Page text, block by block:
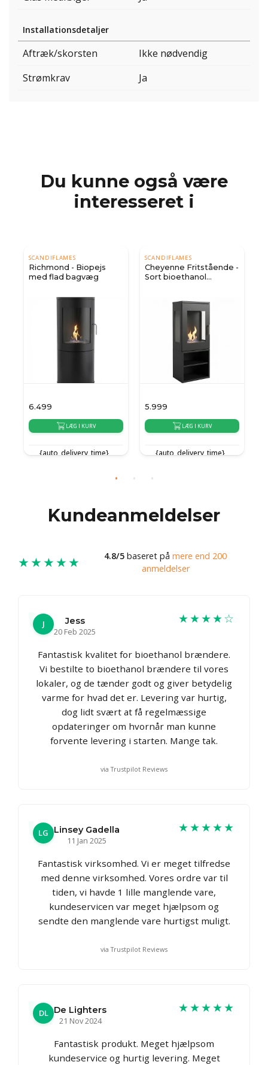
Installationsdetaljer
Aftræk/skorsten
Ikke nødvendig
Strømkrav
Ja
Du kunne også være
interesseret i
SCANDIFLAMES
Richmond - Biopejs
med flad bagvæg
6.499
LÆG I KURV
{auto_delivery_time}
SCANDIFLAMES
Cheyenne Fritstående -
Sort bioethanol
5.999
LÆG I KURV
{auto_delivery_time}
Kundeanmeldelser
★★★★★ 4.8/5 baseret på mere end 200
anmeldelser
J
Jess
20 Feb 2025
★★★★☆
Fantastisk kvalitet for bioethanol brændere.
Vi bestilte to bioethanol brændere til vores
lokaler, og de tænder godt og giver betydelig
varme for hvad det er. Levering var hurtig,
dog lidt svært at få regelmæssige
opdateringer om hvornår man kunne
forvente levering i starten. Mange tak.
via Trustpilot Reviews
LG
Linsey Gadella
11 Jan 2025
★★★★★
Fantastisk virksomhed. Vi er meget tilfredse
med denne virksomhed. Vores ordre var til
tiden, vi havde 1 lille manglende vare,
kundeservicen var meget hjælpsom og
sendte den manglende vare hurtigst muligt.
via Trustpilot Reviews
DL De Lighters
21 Nov 2024
★★★★★
Fantastisk produkt. Meget hjælpsom
kundeservice og hurtig levering. Meget